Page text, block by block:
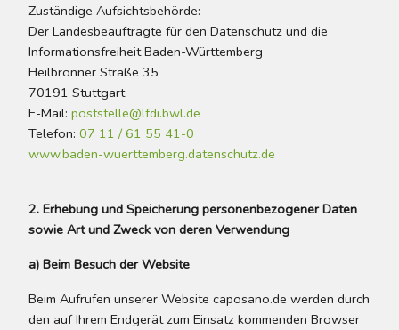
Zuständige Aufsichtsbehörde:
Der Landesbeauftragte für den Datenschutz und die
Informationsfreiheit Baden-Württemberg
Heilbronner Straße 35
70191 Stuttgart
E-Mail: poststelle@lfdi.bwl.de
Telefon: 07 11 / 61 55 41-0
www.baden-wuerttemberg.datenschutz.de
2. Erhebung und Speicherung personenbezogener Daten
sowie Art und Zweck von deren Verwendung
a) Beim Besuch der Website
Beim Aufrufen unserer Website caposano.de werden durch
den auf Ihrem Endgerät zum Einsatz kommenden Browser